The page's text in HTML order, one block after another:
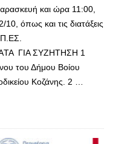
και ώρα 11:00,
όπως και τις διατάξεις
ΓΙΑ ΣΥΖΗΤΗΣΗ 1
του Δήμου Βοίου
Κοζάνης. 2 …